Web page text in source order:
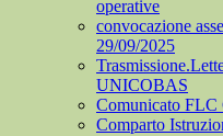
operative
convocazione
29/09/2025
UNICOBAS
Comunicato
Comparto